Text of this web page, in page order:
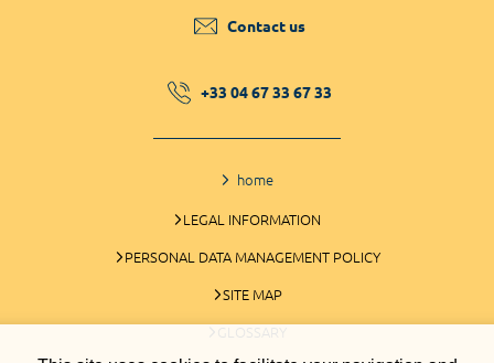
Contact us
+33 04 67 33 67 33
home
LEGAL INFORMATION
PERSONAL DATA MANAGEMENT POLICY
SITE MAP
GLOSSARY